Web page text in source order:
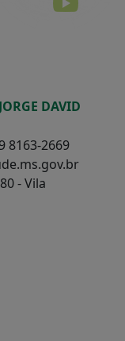
DAVID
8163-2669
- Vila